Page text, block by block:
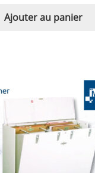
Ajouter au panier